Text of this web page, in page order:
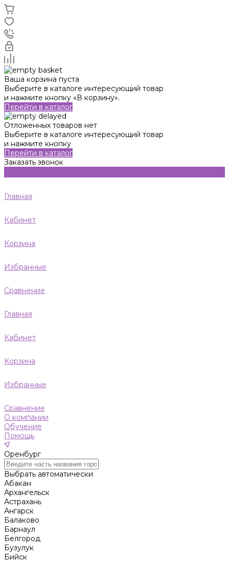
Ваша корзина пуста
Выберите в каталоге интересующий товар
и нажмите кнопку «В корзину».
Перейти в каталог
Отложенных товаров нет
Выберите в каталоге интересующий товар
и нажмите кнопку
Перейти в каталог
Заказать звонок
Главная
Кабинет
Корзина
Избранные
Сравнение
Главная
Кабинет
Корзина
Избранные
Сравнение
О компании
Обучение
Помощь
Оренбург
Выбрать автоматически
Абакан
Архангельск
Астрахань
Ангарск
Балаково
Барнаул
Белгород
Бузулук
Бийск